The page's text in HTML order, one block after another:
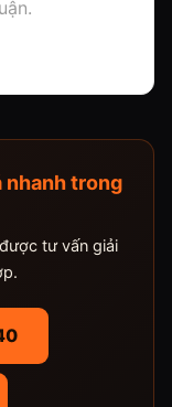
nhanh trong
tư vấn giải